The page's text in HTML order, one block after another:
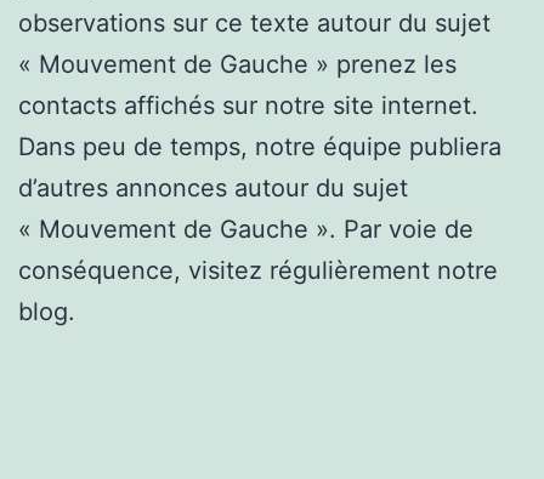
observations sur ce texte autour du sujet
« Mouvement de Gauche » prenez les
contacts affichés sur notre site internet.
Dans peu de temps, notre équipe publiera
d’autres annonces autour du sujet
« Mouvement de Gauche ». Par voie de
conséquence, visitez régulièrement notre
blog.